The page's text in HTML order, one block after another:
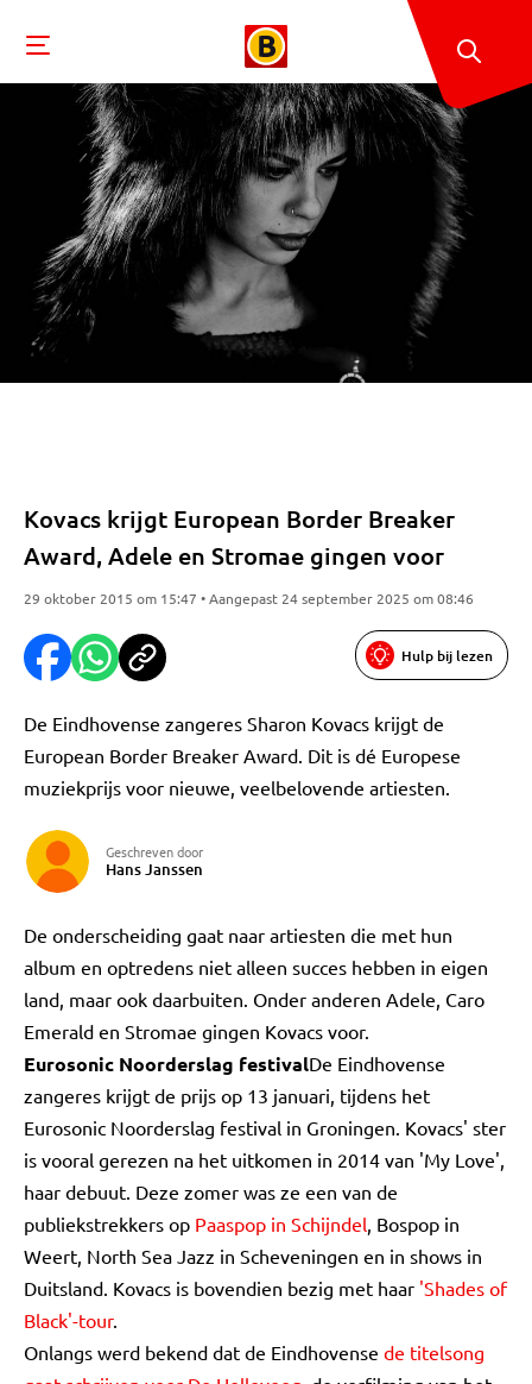
Kovacs krijgt European Border Breaker
Award, Adele en Stromae gingen voor
29 oktober 2015 om 15:47 • Aangepast 24 september 2025 om 08:46
Hulp bij lezen
De Eindhovense zangeres Sharon Kovacs krijgt de
European Border Breaker Award. Dit is dé Europese
muziekprijs voor nieuwe, veelbelovende artiesten.
Geschreven door
Hans Janssen
De onderscheiding gaat naar artiesten die met hun
album en optredens niet alleen succes hebben in eigen
land, maar ook daarbuiten. Onder anderen Adele, Caro
Emerald en Stromae gingen Kovacs voor.
Eurosonic Noorderslag festivalDe Eindhovense
zangeres krijgt de prijs op 13 januari, tijdens het
Eurosonic Noorderslag festival in Groningen. Kovacs' ster
is vooral gerezen na het uitkomen in 2014 van 'My Love',
haar debuut. Deze zomer was ze een van de
publiekstrekkers op Paaspop in Schijndel, Bospop in
Weert, North Sea Jazz in Scheveningen en in shows in
Duitsland. Kovacs is bovendien bezig met haar 'Shades of
Black'-tour.
Onlangs werd bekend dat de Eindhovense de titelsong